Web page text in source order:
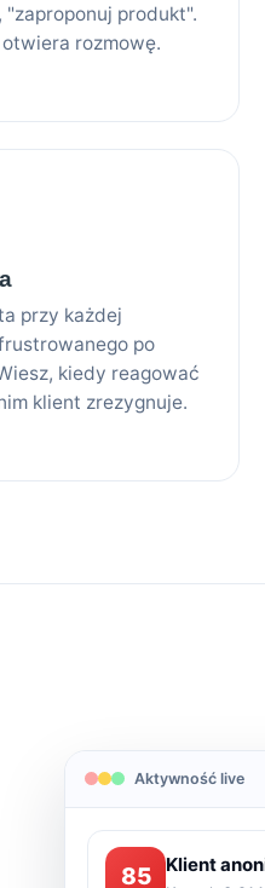
"zaproponuj produkt".
rozmowę.
przy każdej
po
kiedy reagować
klient zrezygnuje.
Aktywność live
85 Klient